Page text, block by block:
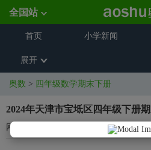
全国站
首页 小学新闻
展开
奥数 > 四年级数学期末下册
2024年天津市宝坻区四年级下册
网络来源 2025-06-04 19:10:23